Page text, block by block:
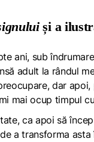
și a
ani, sub
adult la rândul
dar
mai ocup timpul
ca apoi să
a transforma